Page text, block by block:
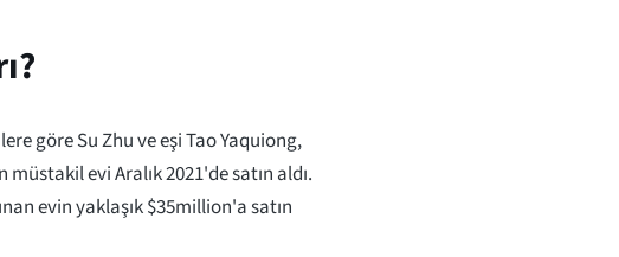
göre Su Zhu ve eşi Tao Yaquiong,
evi Aralık 2021'de satın aldı.
evin yaklaşık $35million'a satın